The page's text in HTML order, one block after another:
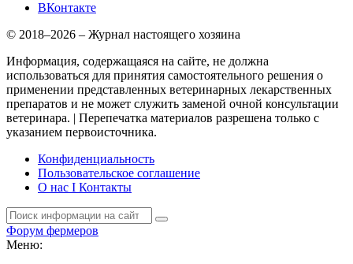
ВКонтакте
© 2018–2026 – Журнал настоящего хозяина
Информация, содержащаяся на сайте, не должна
использоваться для принятия самостоятельного решения о
применении представленных ветеринарных лекарственных
препаратов и не может служить заменой очной консультации
ветеринара. | Перепечатка материалов разрешена только с
указанием первоисточника.
Конфиденциальность
Пользовательское соглашение
О нас I Контакты
Форум фермеров
Меню: